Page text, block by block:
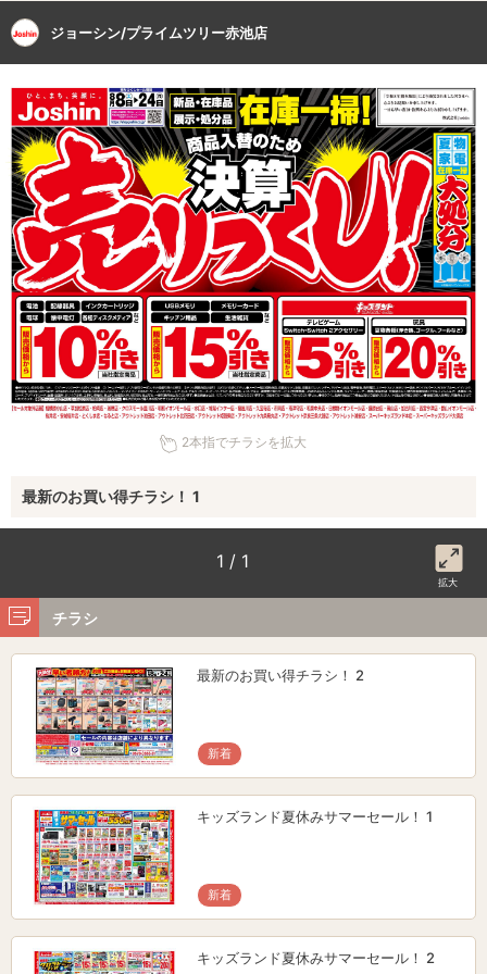
ジョーシン/プライムツリー赤池店
2本指でチラシを拡大
最新のお買い得チラシ！ 1
1 / 1
拡大
チラシ
最新のお買い得チラシ！ 2
新着
キッズランド夏休みサマーセール！ 1
新着
キッズランド夏休みサマーセール！ 2